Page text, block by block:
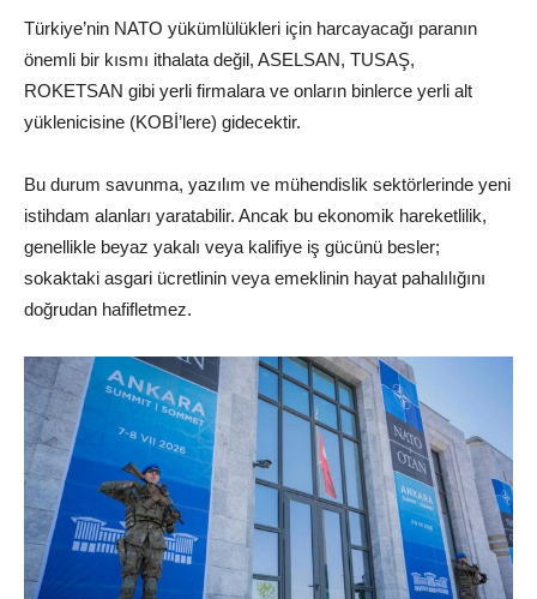
Türkiye’nin NATO yükümlülükleri için harcayacağı paranın
önemli bir kısmı ithalata değil, ASELSAN, TUSAŞ,
ROKETSAN gibi yerli firmalara ve onların binlerce yerli alt
yüklenicisine (KOBİ’lere) gidecektir.
Bu durum savunma, yazılım ve mühendislik sektörlerinde yeni
istihdam alanları yaratabilir. Ancak bu ekonomik hareketlilik,
genellikle beyaz yakalı veya kalifiye iş gücünü besler;
sokaktaki asgari ücretlinin veya emeklinin hayat pahalılığını
doğrudan hafifletmez.